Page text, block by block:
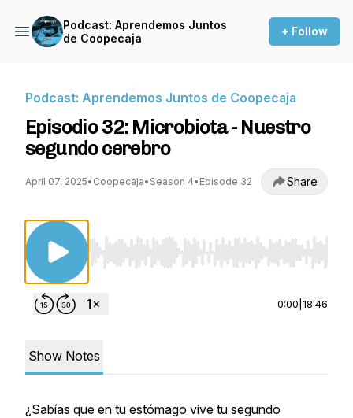
Podcast: Aprendemos Juntos
de Coopecaja
+ Follow
Podcast: Aprendemos Juntos de Coopecaja
Episodio 32: Microbiota - Nuestro
segundo cerebro
April 07, 2025• Coopecaja• Season 4• Episode 32 Share
Use Left/Right to seek, Home/End to jump
0:00 18:46
Show Notes
¿Sabías que en tu estómago vive tu segundo